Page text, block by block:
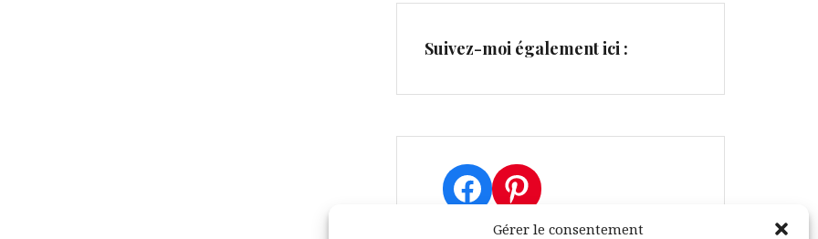
Gérer le consentement
Suivez-moi également ici :
Facebook
Pinterest